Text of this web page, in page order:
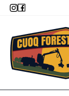
Aller
principal